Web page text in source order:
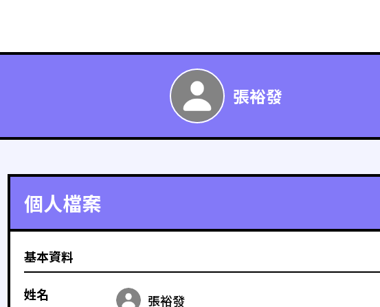
張裕發
個人檔案
基本資料
姓名 張裕發